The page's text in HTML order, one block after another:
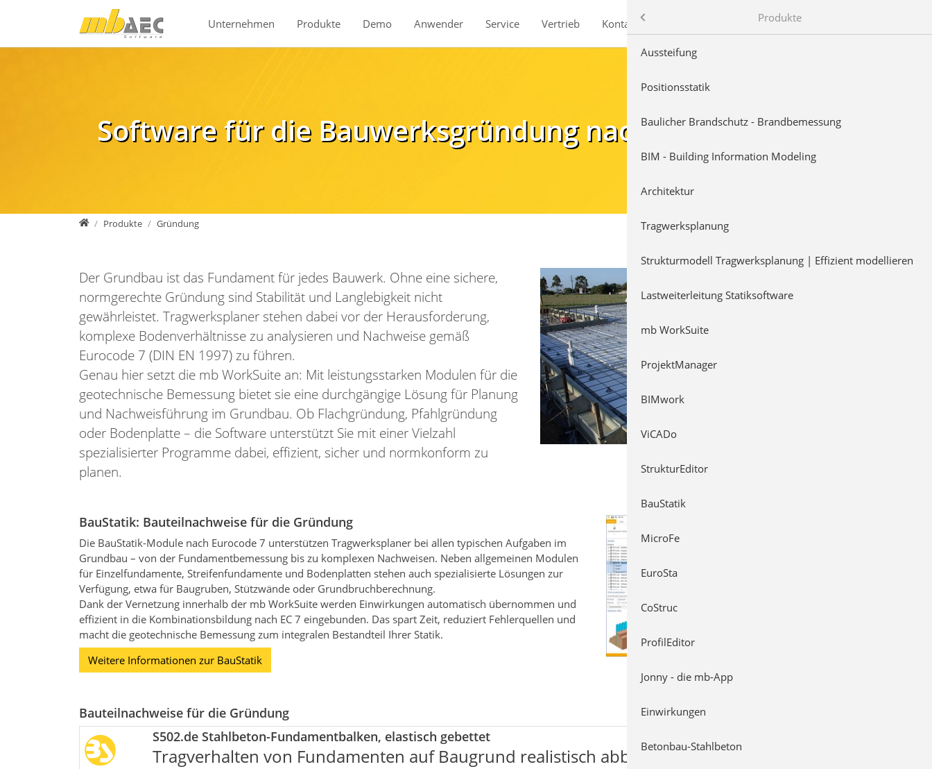
Direkt zur Hauptnavigation springen
Direkt zum Inhalt springen
Unternehmen
Produkte Demo Anwender Service Vertrieb Kontakt
Software für die Bauwerksgründung nach Eurocode 7
mb AEC Software GmbH
Produkte Gründung
Der Grundbau ist das Fundament für jedes Bauwerk. Ohne eine sichere,
normgerechte Gründung sind Stabilität und Langlebigkeit nicht
gewährleistet. Tragwerksplaner stehen dabei vor der Herausforderung,
komplexe Bodenverhältnisse zu analysieren und Nachweise gemäß
Eurocode 7 (DIN EN 1997) zu führen.
Genau hier setzt die mb WorkSuite an: Mit leistungsstarken Modulen für die
geotechnische Bemessung bietet sie eine durchgängige Lösung für Planung
und Nachweisführung im Grundbau. Ob Flachgründung, Pfahlgründung
oder Bodenplatte – die Software unterstützt Sie mit einer Vielzahl
spezialisierter Programme dabei, effizient, sicher und normkonform zu
planen.
BauStatik: Bauteilnachweise für die Gründung
Die BauStatik-Module nach Eurocode 7 unterstützen Tragwerksplaner bei allen typischen Aufgaben im
Grundbau – von der Fundamentbemessung bis zu komplexen Nachweisen. Neben allgemeinen Modulen
für Einzelfundamente, Streifenfundamente und Bodenplatten stehen auch spezialisierte Lösungen zur
Verfügung, etwa für Baugruben, Stützwände oder Grundbruchberechnung.
Dank der Vernetzung innerhalb der mb WorkSuite werden Einwirkungen automatisch übernommen und
effizient in die Kombinationsbildung nach EC 7 eingebunden. Das spart Zeit, reduziert Fehlerquellen und
macht die geotechnische Bemessung zum integralen Bestandteil Ihrer Statik.
Weitere Informationen zur BauStatik
Bauteilnachweise für die Gründung
S502.de Stahlbeton-Fundamentbalken, elastisch gebettet
Tragverhalten von Fundamenten auf Baugrund realistisch abbilden
mb AEC Software GmbH
Produkte
Produkte
Aussteifung
Positionsstatik
Baulicher Brandschutz - Brandbemessung
BIM - Building Information Modeling
Architektur
Tragwerksplanung
Strukturmodell Tragwerksplanung | Effizient modellieren
Lastweiterleitung Statiksoftware
mb WorkSuite
ProjektManager
BIMwork
ViCADo
StrukturEditor
BauStatik
MicroFe
EuroSta
CoStruc
ProfilEditor
Jonny - die mb-App
Einwirkungen
Betonbau-Stahlbeton